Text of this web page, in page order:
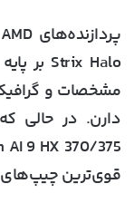
قوی‌ترین چیپ‌های Strix Halo تا ۱۶ هسته و ۳۲ رشته دارن.